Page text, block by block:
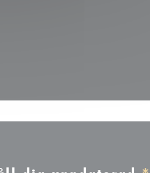
fönster))